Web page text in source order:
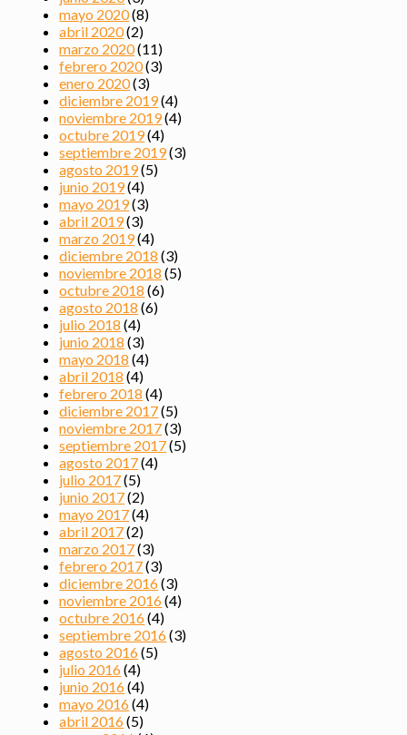
mayo 2020(8)
abril 2020(2)
marzo 2020(11)
febrero 2020(3)
enero 2020(3)
diciembre 2019(4)
noviembre 2019(4)
octubre 2019(4)
septiembre 2019(3)
agosto 2019(5)
junio 2019(4)
mayo 2019(3)
abril 2019(3)
marzo 2019(4)
diciembre 2018 (3)
noviembre 2018 (5)
octubre 2018 (6)
agosto 2018 (6)
julio 2018 (4)
junio 2018 (3)
mayo 2018 (4)
abril 2018 (4)
febrero 2018 (4)
diciembre 2017(5)
noviembre 2017(3)
septiembre 2017(5)
agosto 2017(4)
julio 2017(5)
junio 2017(2)
mayo 2017(4)
abril 2017(2)
marzo 2017(3)
febrero 2017(3)
diciembre 2016(3)
noviembre 2016(4)
octubre 2016(4)
septiembre 2016(3)
agosto 2016(5)
julio 2016(4)
junio 2016(4)
mayo 2016(4)
abril 2016(5)